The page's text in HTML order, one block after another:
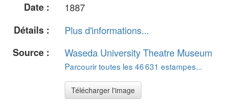
Date :
1887
Détails :
Plus d'informations...
Source :
Waseda University Theatre Museum
Parcourir toutes les 46 631 estampes...
Télécharger l'image